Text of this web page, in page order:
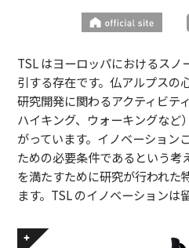
TSL はヨーロッパにおけるス
引する存在です。仏アルプスの
研究開発に関わるアクティビテ
ハイキング、ウォーキングなど
がっています。イノベーション
ための必要条件であるという考
を満たすために研究が行われた
ます。TSL のイノベーションは